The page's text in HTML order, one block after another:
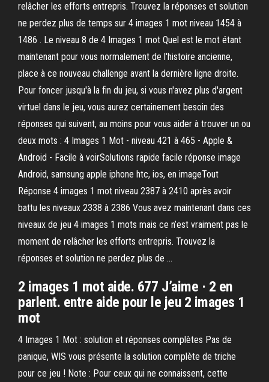
relâcher les efforts entrepris. Trouvez la réponses et solution
ne perdez plus de temps sur 4 images 1 mot niveau 1454 à
1486 . Le niveau 8 de 4 Images 1 mot Quel est le mot étant
maintenant pour vous normalement de l'histoire ancienne,
place à ce nouveau challenge avant la dernière ligne droite.
Pour foncer jusqu'à la fin du jeu, si vous n'avez plus d'argent
virtuel dans le jeu, vous aurez certainement besoin des
réponses qui suivent, au moins pour vous aider à trouver un ou
deux mots : 4 Images 1 Mot - niveau 421 à 465 - Apple &
Android - Facile à voirSolutions rapide facile réponse image
Android, samsung apple iphone htc, ios, en imageTout
Réponse 4 images 1 mot niveau 2387 à 2410 après avoir
battu les niveaux 2338 à 2386 Vous avez maintenant dans ces
niveaux de jeu 4 images 1 mots mais ce n’est vraiment pas le
moment de relâcher les efforts entrepris. Trouvez la
réponses et solution ne perdez plus de …
2 images 1 mot aide. 677 J’aime · 2 en
parlent. entre aide pour le jeu 2 images 1
mot
4 Images 1 Mot : solution et réponses complètes Pas de
panique, WIS vous présente la solution complète de triche
pour ce jeu ! Note : Pour ceux qui ne connaissent, cette